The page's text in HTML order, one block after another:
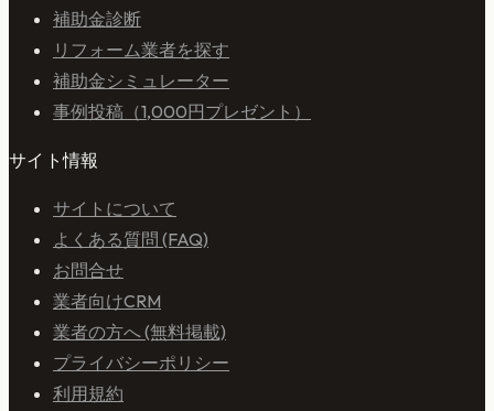
補助金診断
リフォーム業者を探す
補助金シミュレーター
事例投稿（1,000円プレゼント）
サイト情報
サイトについて
よくある質問 (FAQ)
お問合せ
業者向けCRM
業者の方へ (無料掲載)
プライバシーポリシー
利用規約